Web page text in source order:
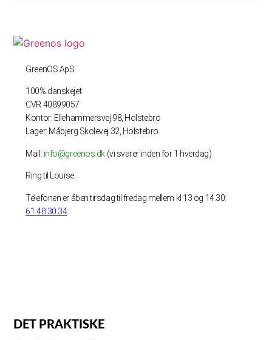
GreenOS ApS
100% danskejet
CVR 40899057
Kontor: Ellehammersvej 98, Holstebro
Lager: Måbjerg Skolevej 32, Holstebro
Mail: info@greenos.dk (vi svarer inden for 1 hverdag)
Ring til Louise:
Telefonen er åben tirsdag til fredag mellem kl 13 og 14.30:
61 48 30 34
DET PRAKTISKE